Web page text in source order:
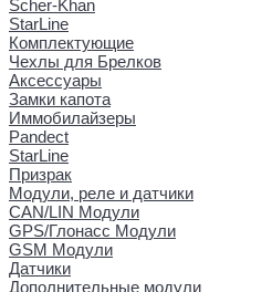
Scher-Khan
StarLine
Комплектующие
Чехлы для Брелков
Аксессуары
Замки капота
Иммобилайзеры
Pandect
StarLine
Призрак
Модули, реле и датчики
CAN/LIN Модули
GPS/Глонасс Модули
GSM Модули
Датчики
Дополнительные модули